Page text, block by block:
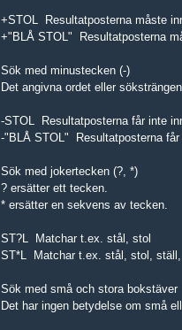
+STOL Resultatposterna måste
+"BLÅ STOL" Resultatposterna
Sök med minustecken (-)
Det angivna ordet eller
-STOL Resultatposterna får inte
-"BLÅ STOL" Resultatposterna
Sök med jokertecken (?, *)
? ersätter ett tecken.
* ersätter en sekvens av tecken.
ST?L Matchar t.ex. stål, stol
ST*L Matchar t.ex. stål, stol, ställ,
Sök med små och stora bokstäver
Det har ingen betydelse om små